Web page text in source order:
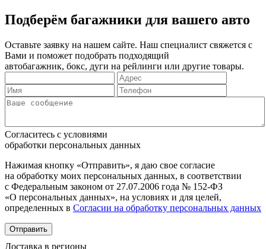
Подберём багажники для вашего авто
Оставьте заявку на нашем сайте. Наш специалист свяжется с
Вами и поможет подобрать подходящий
автобагажник, бокс, дуги на рейлинги или другие товары.
Согласитесь с условиями
обработки персональных данных
Нажимая кнопку «Отправить», я даю свое согласие
на обработку моих персональных данных, в соответствии
с Федеральным законом от 27.07.2006 года № 152-ФЗ
«О персональных данных», на условиях и для целей,
определенных в Согласии на обработку персональных данных
Отправить
Доставка в регионы